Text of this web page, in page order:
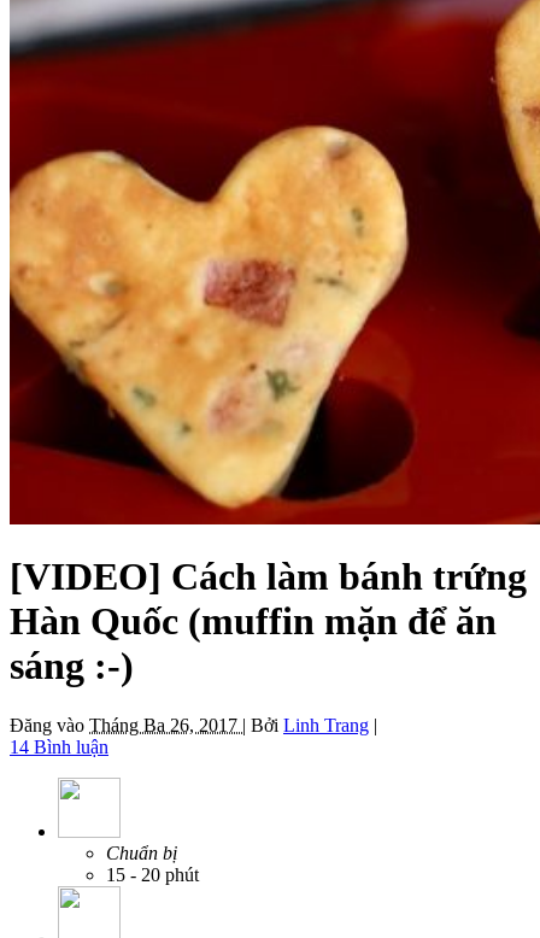
[VIDEO] Cách làm bánh trứng
Hàn Quốc (muffin mặn để ăn
sáng :-)
Đăng vào Tháng Ba 26, 2017 | Bởi Linh Trang |
14 Bình luận
Chuẩn bị
15 - 20 phút